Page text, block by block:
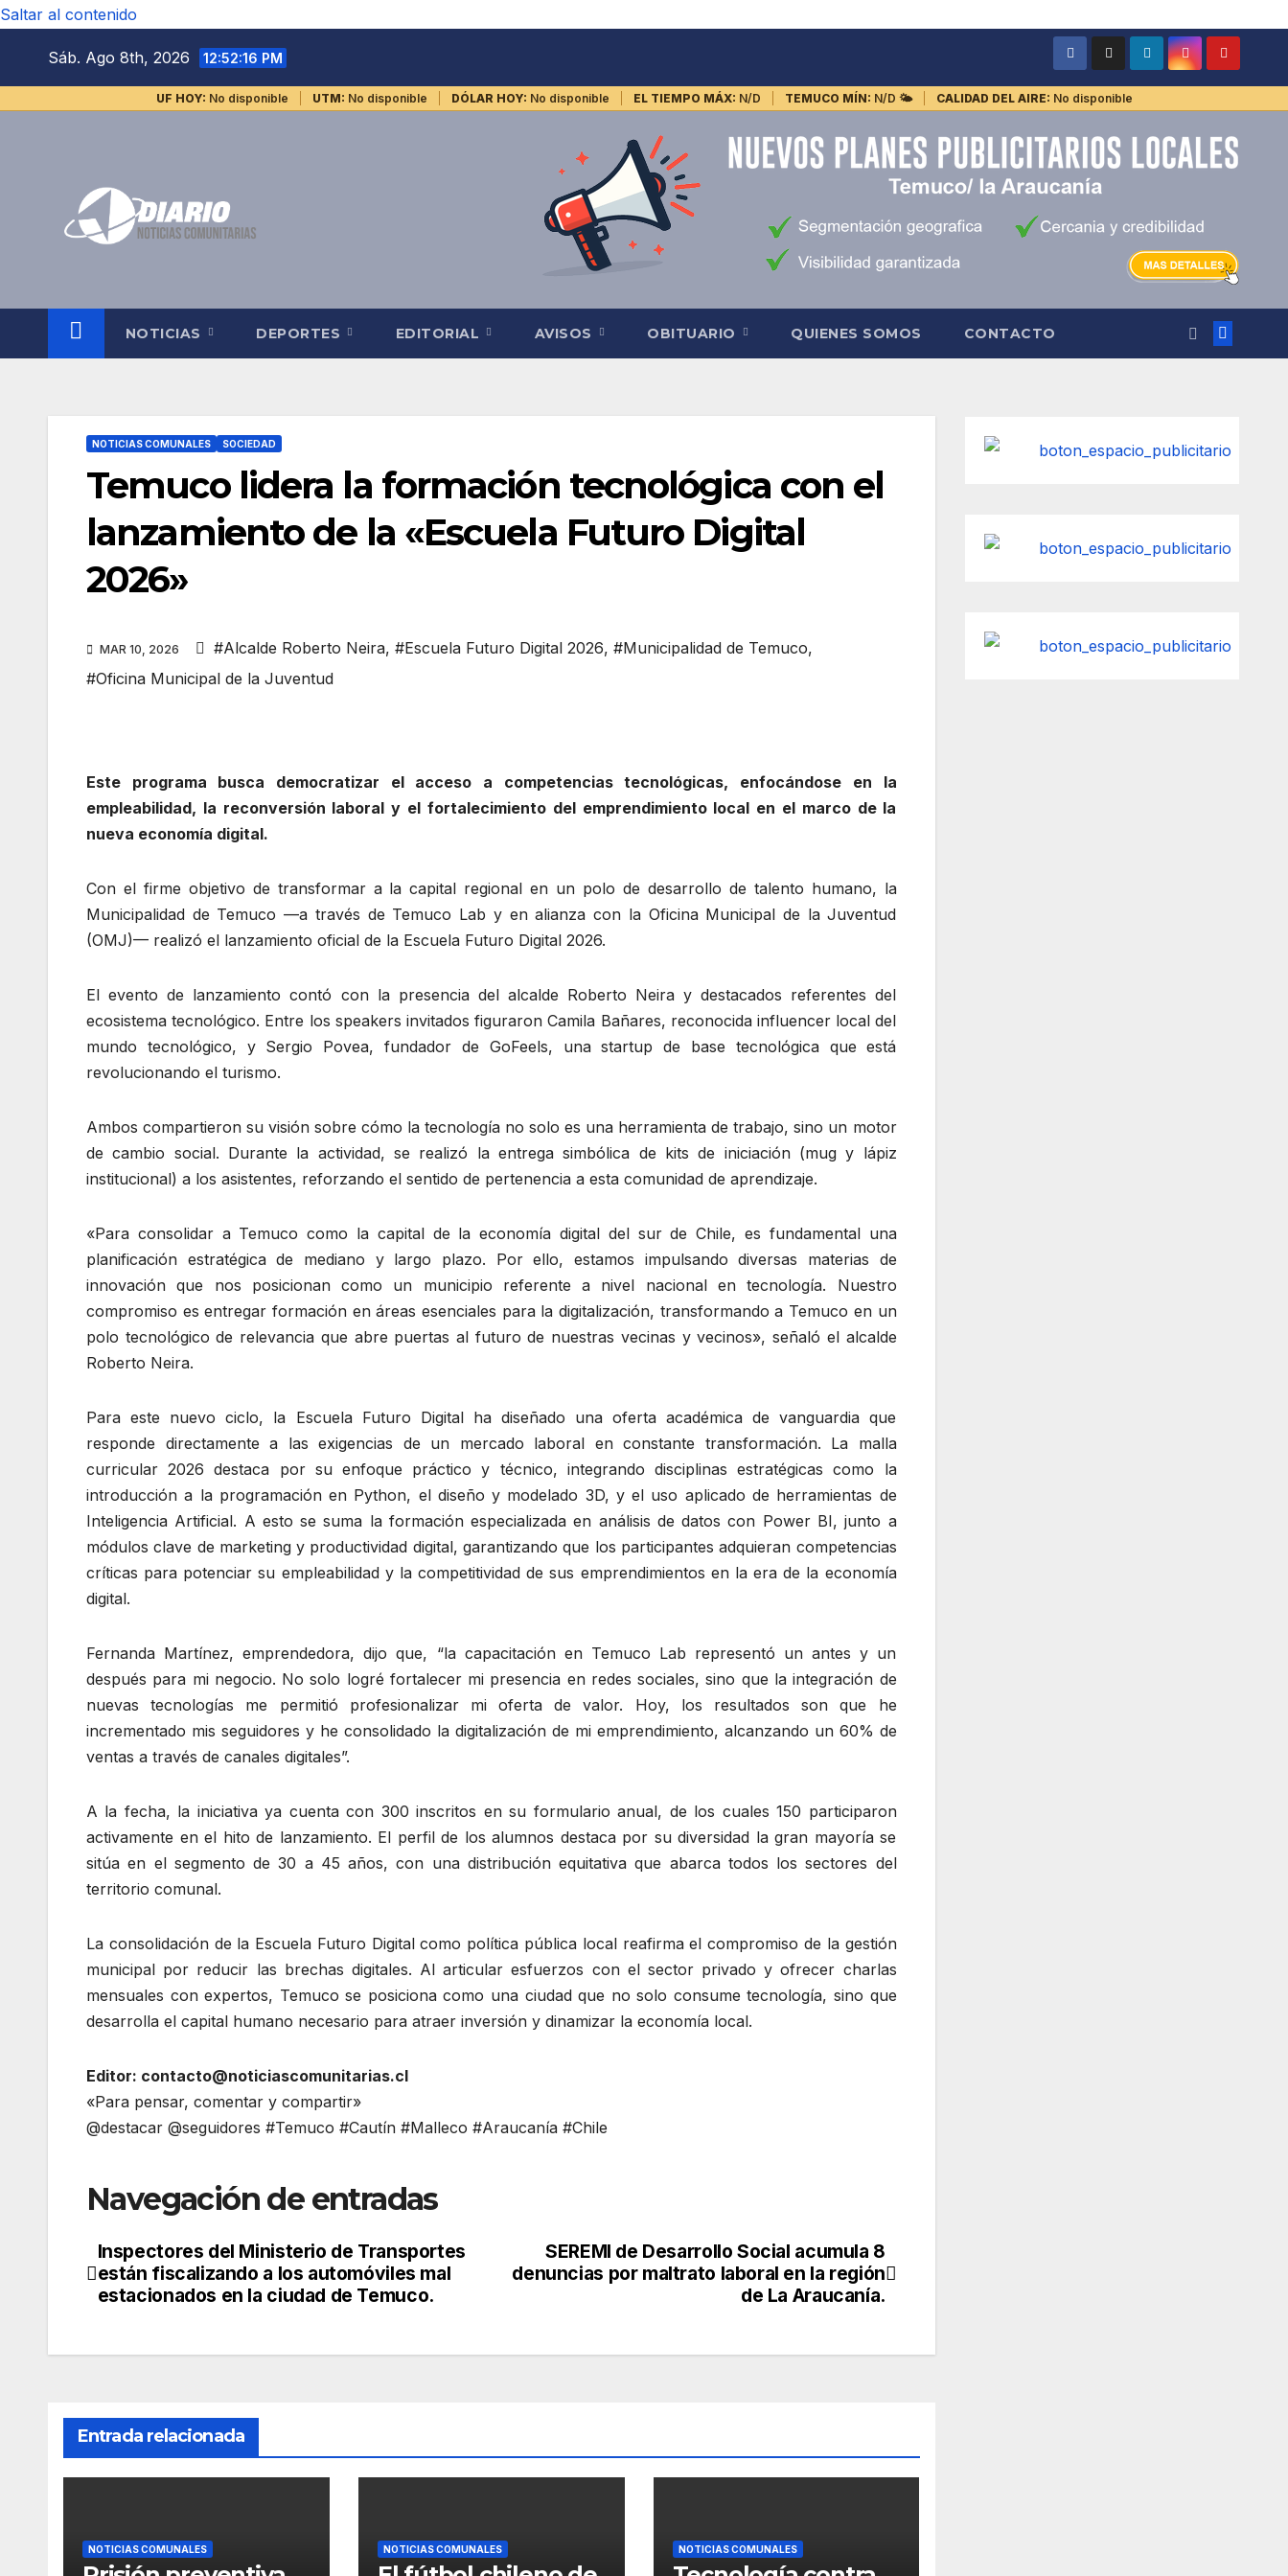
Saltar al contenido
Sáb. Ago 8th, 2026 12:52:17 PM
UF HOY: No disponible UTM: No disponible DÓLAR HOY: No disponible EL TIEMPO MÁX: N/D TEMUCO MÍN: N/D 🌤️ CALIDAD DEL AIRE: No disponible
NOTICIAS DEPORTES EDITORIAL AVISOS OBITUARIO QUIENES SOMOS CONTACTO
NOTICIAS COMUNALES SOCIEDAD
Temuco lidera la formación tecnológica con el
lanzamiento de la «Escuela Futuro Digital
2026»
MAR 10, 2026 #Alcalde Roberto Neira, #Escuela Futuro Digital 2026, #Municipalidad de Temuco,
#Oficina Municipal de la Juventud
Este programa busca democratizar el acceso a competencias tecnológicas, enfocándose en la
empleabilidad, la reconversión laboral y el fortalecimiento del emprendimiento local en el marco de la
nueva economía digital.
Con el firme objetivo de transformar a la capital regional en un polo de desarrollo de talento humano, la
Municipalidad de Temuco —a través de Temuco Lab y en alianza con la Oficina Municipal de la Juventud
(OMJ)— realizó el lanzamiento oficial de la Escuela Futuro Digital 2026.
El evento de lanzamiento contó con la presencia del alcalde Roberto Neira y destacados referentes del
ecosistema tecnológico. Entre los speakers invitados figuraron Camila Bañares, reconocida influencer local del
mundo tecnológico, y Sergio Povea, fundador de GoFeels, una startup de base tecnológica que está
revolucionando el turismo.
Ambos compartieron su visión sobre cómo la tecnología no solo es una herramienta de trabajo, sino un motor
de cambio social. Durante la actividad, se realizó la entrega simbólica de kits de iniciación (mug y lápiz
institucional) a los asistentes, reforzando el sentido de pertenencia a esta comunidad de aprendizaje.
«Para consolidar a Temuco como la capital de la economía digital del sur de Chile, es fundamental una
planificación estratégica de mediano y largo plazo. Por ello, estamos impulsando diversas materias de
innovación que nos posicionan como un municipio referente a nivel nacional en tecnología. Nuestro
compromiso es entregar formación en áreas esenciales para la digitalización, transformando a Temuco en un
polo tecnológico de relevancia que abre puertas al futuro de nuestras vecinas y vecinos», señaló el alcalde
Roberto Neira.
Para este nuevo ciclo, la Escuela Futuro Digital ha diseñado una oferta académica de vanguardia que
responde directamente a las exigencias de un mercado laboral en constante transformación. La malla
curricular 2026 destaca por su enfoque práctico y técnico, integrando disciplinas estratégicas como la
introducción a la programación en Python, el diseño y modelado 3D, y el uso aplicado de herramientas de
Inteligencia Artificial. A esto se suma la formación especializada en análisis de datos con Power BI, junto a
módulos clave de marketing y productividad digital, garantizando que los participantes adquieran competencias
críticas para potenciar su empleabilidad y la competitividad de sus emprendimientos en la era de la economía
digital.
Fernanda Martínez, emprendedora, dijo que, “la capacitación en Temuco Lab representó un antes y un
después para mi negocio. No solo logré fortalecer mi presencia en redes sociales, sino que la integración de
nuevas tecnologías me permitió profesionalizar mi oferta de valor. Hoy, los resultados son que he
incrementado mis seguidores y he consolidado la digitalización de mi emprendimiento, alcanzando un 60% de
ventas a través de canales digitales”.
A la fecha, la iniciativa ya cuenta con 300 inscritos en su formulario anual, de los cuales 150 participaron
activamente en el hito de lanzamiento. El perfil de los alumnos destaca por su diversidad la gran mayoría se
sitúa en el segmento de 30 a 45 años, con una distribución equitativa que abarca todos los sectores del
territorio comunal.
La consolidación de la Escuela Futuro Digital como política pública local reafirma el compromiso de la gestión
municipal por reducir las brechas digitales. Al articular esfuerzos con el sector privado y ofrecer charlas
mensuales con expertos, Temuco se posiciona como una ciudad que no solo consume tecnología, sino que
desarrolla el capital humano necesario para atraer inversión y dinamizar la economía local.
Editor: contacto@noticiascomunitarias.cl
«Para pensar, comentar y compartir»
@destacar @seguidores #Temuco #Cautín #Malleco #Araucanía #Chile
Navegación de entradas
SEREMI de Desarrollo Social acumula 8
denuncias por maltrato laboral en la región
de La Araucanía.
Inspectores del Ministerio de Transportes
están fiscalizando a los automóviles mal
estacionados en la ciudad de Temuco.
Entrada relacionada
NOTICIAS COMUNALES NOTICIAS COMUNALES NOTICIAS COMUNALES